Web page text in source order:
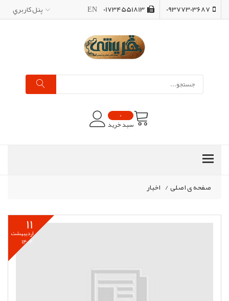
09377303687
01734551813
EN پنل کاربري
0
سبد خرید
صفحه ی اصلی/ اخبار
11
اردیبهشت
1404